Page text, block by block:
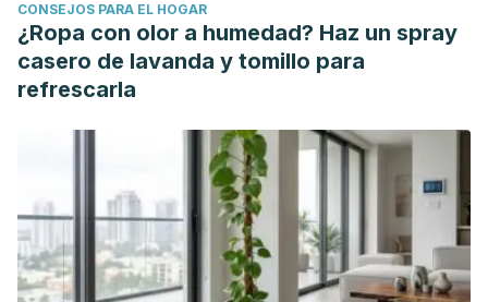
https://www.ncbi.nlm.nih.gov/pmc/articles/PMC5093162/
Heinrich, U., Moore, C. E., De Spirt, S., Tronnier, H., & Stahl,
W. (junio de 2011).
Green tea polyphenols provide
skin properties of women. The Journal of Nutrition, 141(6),
https://pubmed.ncbi.nlm.nih.gov/21525260/
Kim, Y. Y., No, S. U., Kim, M. H., Kim, H. S., Kang, H., Kim, H.
O., & Park, Y. M. (2011).
Effects of topical application of
EGCG on testosterone-induced hair loss in a mouse model
Journal of the European Academy of Dermatology and
CONSEJOS PARA EL HOGAR
¿Ropa con olor a humedad? Haz un spray
casero de lavanda y tomillo para
refrescarla